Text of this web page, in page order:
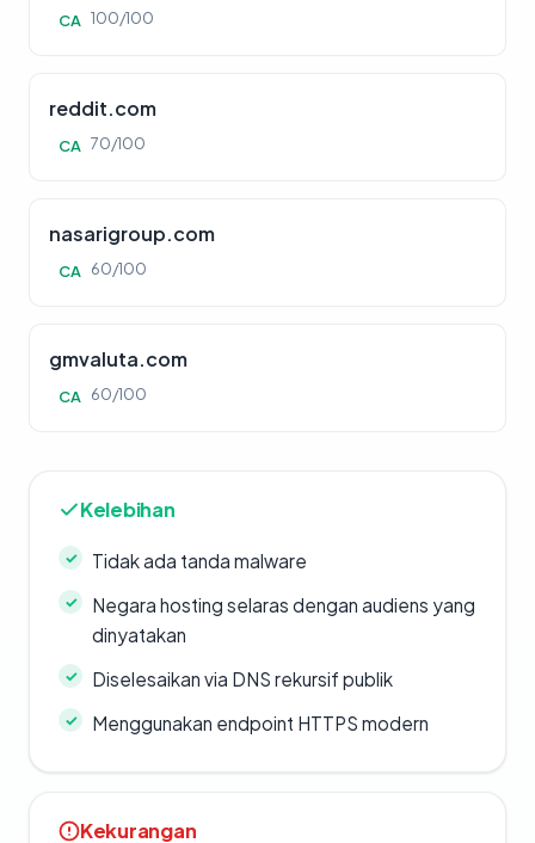
CA 100/100
reddit.com
CA 70/100
nasarigroup.com
CA 60/100
gmvaluta.com
CA 60/100
Kelebihan
Tidak ada tanda malware
Negara hosting selaras dengan audiens yang
dinyatakan
Diselesaikan via DNS rekursif publik
Menggunakan endpoint HTTPS modern
Kekurangan